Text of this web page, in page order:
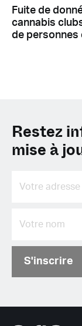
Fuite de
cannabis
de personnes
Restez
mise à
S'inscrire